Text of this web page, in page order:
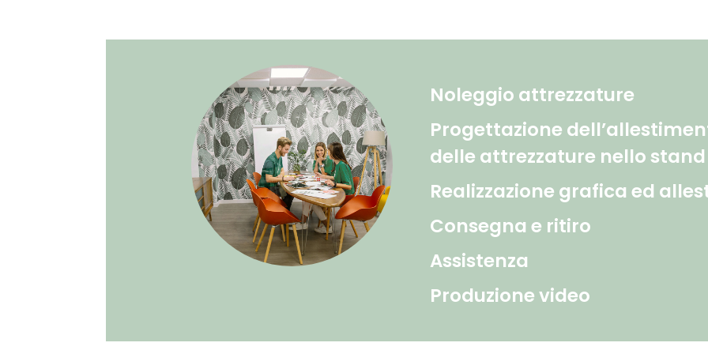
Noleggio attrezzature
Progettazione
delle attrezzature nello stand
Realizzazione grafica ed
Consegna e ritiro
Assistenza
Produzione video